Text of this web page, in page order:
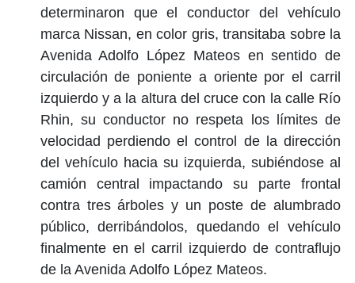
determinaron que el conductor del vehículo
marca Nissan, en color gris, transitaba sobre la
Avenida Adolfo López Mateos en sentido de
circulación de poniente a oriente por el carril
izquierdo y a la altura del cruce con la calle Río
Rhin, su conductor no respeta los límites de
velocidad perdiendo el control de la dirección
del vehículo hacia su izquierda, subiéndose al
camión central impactando su parte frontal
contra tres árboles y un poste de alumbrado
público, derribándolos, quedando el vehículo
finalmente en el carril izquierdo de contraflujo
de la Avenida Adolfo López Mateos.